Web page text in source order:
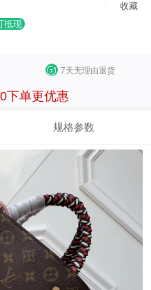
收藏
抵现
7天无理由退货
下单更优惠
规格参数